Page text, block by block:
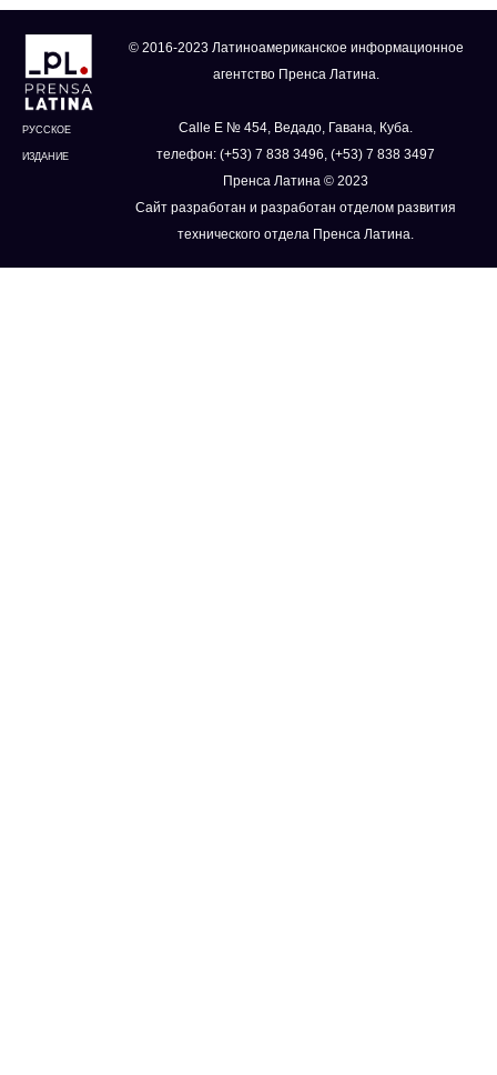
РУССКОЕ
ИЗДАНИЕ
© 2016-2023 Латиноамериканское информационное
агентство Пренса Латина.
Calle E № 454, Ведадо, Гавана, Куба.
телефон: (+53) 7 838 3496, (+53) 7 838 3497
Пренса Латина © 2023
Сайт разработан и разработан отделом развития
технического отдела Пренса Латина.